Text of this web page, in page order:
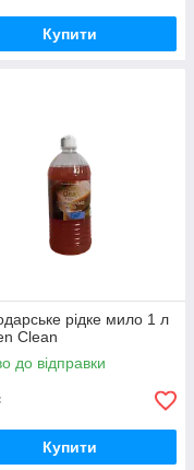
Купити
рідке мило 1 л
Clean
до відправки
Купити